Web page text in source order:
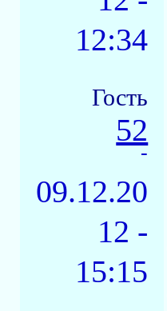
12:34
Гость
52
-
09.12.20
12 -
15:15